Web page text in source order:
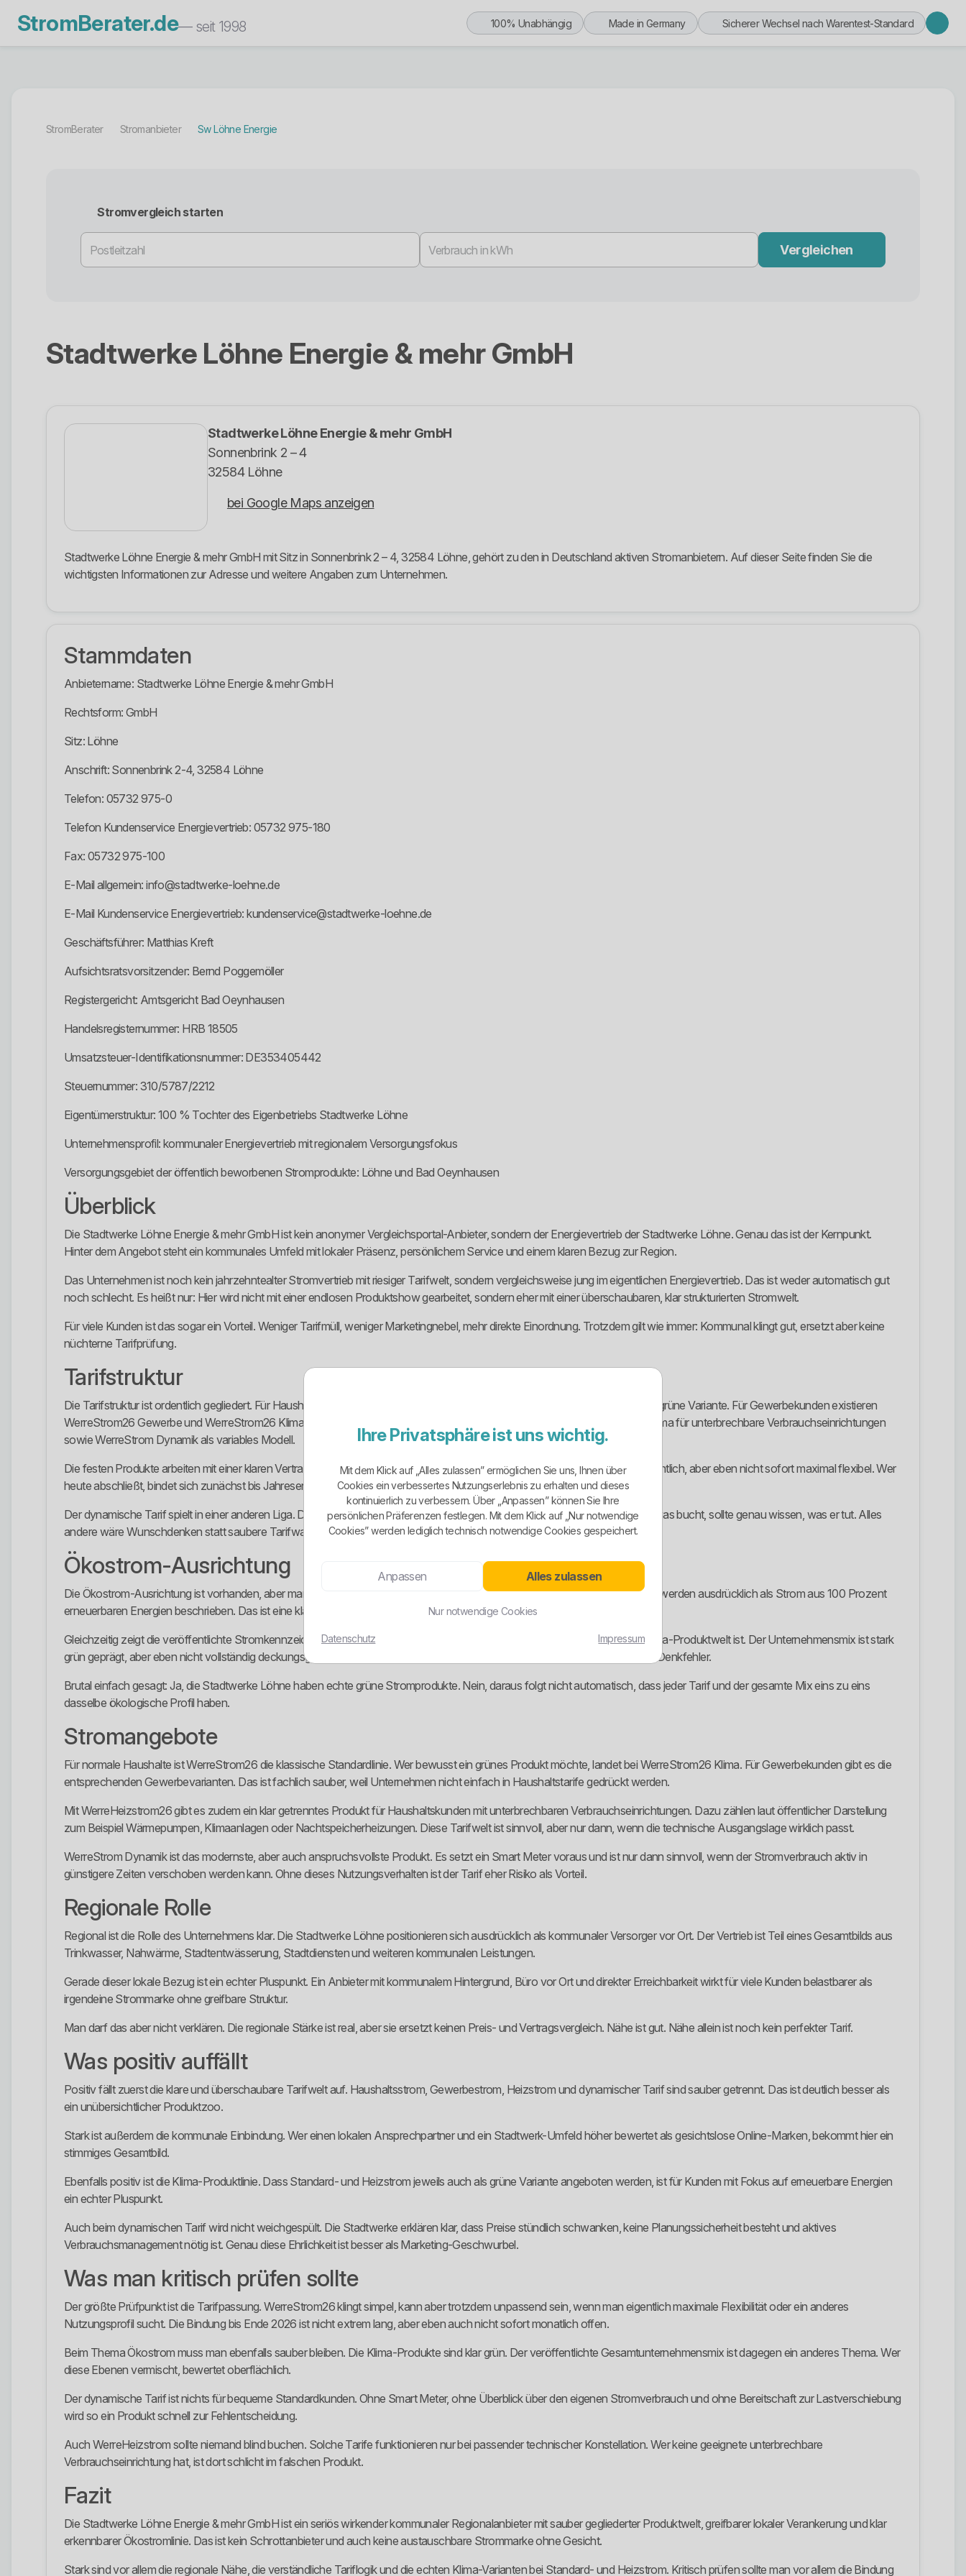
StromBerater.de— seit 1998 100% Unabhängig Made in Germany Sicherer Wechsel nach Warentest-Standard
StromBerater Stromanbieter Sw Löhne Energie
Stromvergleich starten
Vergleichen
Stadtwerke Löhne Energie & mehr GmbH
Stadtwerke Löhne Energie & mehr GmbH
Sonnenbrink 2 – 4
32584 Löhne
bei Google Maps anzeigen
Stadtwerke Löhne Energie & mehr GmbH mit Sitz in Sonnenbrink 2 – 4, 32584 Löhne, gehört zu den in Deutschland aktiven Stromanbietern. Auf dieser Seite finden Sie die
wichtigsten Informationen zur Adresse und weitere Angaben zum Unternehmen.
Stammdaten
Anbietername: Stadtwerke Löhne Energie & mehr GmbH
Rechtsform: GmbH
Sitz: Löhne
Anschrift: Sonnenbrink 2-4, 32584 Löhne
Telefon: 05732 975-0
Telefon Kundenservice Energievertrieb: 05732 975-180
Fax: 05732 975-100
E-Mail allgemein: info@stadtwerke-loehne.de
E-Mail Kundenservice Energievertrieb: kundenservice@stadtwerke-loehne.de
Geschäftsführer: Matthias Kreft
Aufsichtsratsvorsitzender: Bernd Poggemöller
Registergericht: Amtsgericht Bad Oeynhausen
Handelsregisternummer: HRB 18505
Umsatzsteuer-Identifikationsnummer: DE353405442
Steuernummer: 310/5787/2212
Eigentümerstruktur: 100 % Tochter des Eigenbetriebs Stadtwerke Löhne
Unternehmensprofil: kommunaler Energievertrieb mit regionalem Versorgungsfokus
Versorgungsgebiet der öffentlich beworbenen Stromprodukte: Löhne und Bad Oeynhausen
Überblick
Die Stadtwerke Löhne Energie & mehr GmbH ist kein anonymer Vergleichsportal-Anbieter, sondern der Energievertrieb der Stadtwerke Löhne. Genau das ist der Kernpunkt.
Hinter dem Angebot steht ein kommunales Umfeld mit lokaler Präsenz, persönlichem Service und einem klaren Bezug zur Region.
Das Unternehmen ist noch kein jahrzehntealter Stromvertrieb mit riesiger Tarifwelt, sondern vergleichsweise jung im eigentlichen Energievertrieb. Das ist weder automatisch gut
noch schlecht. Es heißt nur: Hier wird nicht mit einer endlosen Produktshow gearbeitet, sondern eher mit einer überschaubaren, klar strukturierten Stromwelt.
Für viele Kunden ist das sogar ein Vorteil. Weniger Tarifmüll, weniger Marketingnebel, mehr direkte Einordnung. Trotzdem gilt wie immer: Kommunal klingt gut, ersetzt aber keine
nüchterne Tarifprüfung.
Tarifstruktur
Die Tarifstruktur ist ordentlich gegliedert. Für Haushalte gibt es WerreStrom26 als Standardtarif sowie WerreStrom26 Klima als grüne Variante. Für Gewerbekunden existieren
WerreStrom26 Gewerbe und WerreStrom26 Klima Gewerbe. Zusätzlich gibt es WerreHeizstrom26 und WerreHeizstrom26 Klima für unterbrechbare Verbrauchseinrichtungen
sowie WerreStrom Dynamik als variables Modell.
Die festen Produkte arbeiten mit einer klaren Vertragslogik bis zum 31.12.2026. Danach sind sie monatlich kündbar. Das ist ordentlich, aber eben nicht sofort maximal flexibel. Wer
heute abschließt, bindet sich zunächst bis Jahresende 2026.
Der dynamische Tarif spielt in einer anderen Liga. Dort gibt es keine klassische Preisruhe, sondern Börsenpreislogik. Wer so etwas bucht, sollte genau wissen, was er tut. Alles
andere wäre Wunschdenken statt saubere Tarifwahl.
Ökostrom-Ausrichtung
Die Ökostrom-Ausrichtung ist vorhanden, aber man muss sauber trennen. WerreStrom26 Klima und WerreHeizstrom26 Klima werden ausdrücklich als Strom aus 100 Prozent
erneuerbaren Energien beschrieben. Das ist eine klare grüne Produktlinie und kein loses Umweltetikett.
Gleichzeitig zeigt die veröffentlichte Stromkennzeichnung 2024, dass der Gesamtunternehmensmix nicht identisch mit der Klima-Produktwelt ist. Der Unternehmensmix ist stark
grün geprägt, aber eben nicht vollständig deckungsgleich mit einem reinen Ökostromprodukt. Genau da machen viele Kunden Denkfehler.
Brutal einfach gesagt: Ja, die Stadtwerke Löhne haben echte grüne Stromprodukte. Nein, daraus folgt nicht automatisch, dass jeder Tarif und der gesamte Mix eins zu eins
dasselbe ökologische Profil haben.
Stromangebote
Für normale Haushalte ist WerreStrom26 die klassische Standardlinie. Wer bewusst ein grünes Produkt möchte, landet bei WerreStrom26 Klima. Für Gewerbekunden gibt es die
entsprechenden Gewerbevarianten. Das ist fachlich sauber, weil Unternehmen nicht einfach in Haushaltstarife gedrückt werden.
Mit WerreHeizstrom26 gibt es zudem ein klar getrenntes Produkt für Haushaltskunden mit unterbrechbaren Verbrauchseinrichtungen. Dazu zählen laut öffentlicher Darstellung
zum Beispiel Wärmepumpen, Klimaanlagen oder Nachtspeicherheizungen. Diese Tarifwelt ist sinnvoll, aber nur dann, wenn die technische Ausgangslage wirklich passt.
WerreStrom Dynamik ist das modernste, aber auch anspruchsvollste Produkt. Es setzt ein Smart Meter voraus und ist nur dann sinnvoll, wenn der Stromverbrauch aktiv in
günstigere Zeiten verschoben werden kann. Ohne dieses Nutzungsverhalten ist der Tarif eher Risiko als Vorteil.
Regionale Rolle
Regional ist die Rolle des Unternehmens klar. Die Stadtwerke Löhne positionieren sich ausdrücklich als kommunaler Versorger vor Ort. Der Vertrieb ist Teil eines Gesamtbilds aus
Trinkwasser, Nahwärme, Stadtentwässerung, Stadtdiensten und weiteren kommunalen Leistungen.
Gerade dieser lokale Bezug ist ein echter Pluspunkt. Ein Anbieter mit kommunalem Hintergrund, Büro vor Ort und direkter Erreichbarkeit wirkt für viele Kunden belastbarer als
irgendeine Strommarke ohne greifbare Struktur.
Man darf das aber nicht verklären. Die regionale Stärke ist real, aber sie ersetzt keinen Preis- und Vertragsvergleich. Nähe ist gut. Nähe allein ist noch kein perfekter Tarif.
Was positiv auffällt
Positiv fällt zuerst die klare und überschaubare Tarifwelt auf. Haushaltsstrom, Gewerbestrom, Heizstrom und dynamischer Tarif sind sauber getrennt. Das ist deutlich besser als
ein unübersichtlicher Produktzoo.
Stark ist außerdem die kommunale Einbindung. Wer einen lokalen Ansprechpartner und ein Stadtwerk-Umfeld höher bewertet als gesichtslose Online-Marken, bekommt hier ein
stimmiges Gesamtbild.
Ebenfalls positiv ist die Klima-Produktlinie. Dass Standard- und Heizstrom jeweils auch als grüne Variante angeboten werden, ist für Kunden mit Fokus auf erneuerbare Energien
ein echter Pluspunkt.
Auch beim dynamischen Tarif wird nicht weichgespült. Die Stadtwerke erklären klar, dass Preise stündlich schwanken, keine Planungssicherheit besteht und aktives
Verbrauchsmanagement nötig ist. Genau diese Ehrlichkeit ist besser als Marketing-Geschwurbel.
Was man kritisch prüfen sollte
Der größte Prüfpunkt ist die Tarifpassung. WerreStrom26 klingt simpel, kann aber trotzdem unpassend sein, wenn man eigentlich maximale Flexibilität oder ein anderes
Nutzungsprofil sucht. Die Bindung bis Ende 2026 ist nicht extrem lang, aber eben auch nicht sofort monatlich offen.
Beim Thema Ökostrom muss man ebenfalls sauber bleiben. Die Klima-Produkte sind klar grün. Der veröffentlichte Gesamtunternehmensmix ist dagegen ein anderes Thema. Wer
diese Ebenen vermischt, bewertet oberflächlich.
Der dynamische Tarif ist nichts für bequeme Standardkunden. Ohne Smart Meter, ohne Überblick über den eigenen Stromverbrauch und ohne Bereitschaft zur Lastverschiebung
wird so ein Produkt schnell zur Fehlentscheidung.
Auch WerreHeizstrom sollte niemand blind buchen. Solche Tarife funktionieren nur bei passender technischer Konstellation. Wer keine geeignete unterbrechbare
Verbrauchseinrichtung hat, ist dort schlicht im falschen Produkt.
Fazit
Die Stadtwerke Löhne Energie & mehr GmbH ist ein seriös wirkender kommunaler Regionalanbieter mit sauber gegliederter Produktwelt, greifbarer lokaler Verankerung und klar
erkennbarer Ökostromlinie. Das ist kein Schrottanbieter und auch keine austauschbare Strommarke ohne Gesicht.
Stark sind vor allem die regionale Nähe, die verständliche Tariflogik und die echten Klima-Varianten bei Standard- und Heizstrom. Kritisch prüfen sollte man vor allem die Bindung
Ihre Privatsphäre ist uns wichtig.
Mit dem Klick auf „Alles zulassen” ermöglichen Sie uns, Ihnen über
Cookies ein verbessertes Nutzungserlebnis zu erhalten und dieses
kontinuierlich zu verbessern. Über „Anpassen” können Sie Ihre
persönlichen Präferenzen festlegen. Mit dem Klick auf „Nur notwendige
Cookies” werden lediglich technisch notwendige Cookies gespeichert.
Anpassen Alles zulassen
Nur notwendige Cookies
Datenschutz Impressum